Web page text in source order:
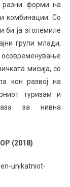
разни форми на
комбинации. Со
би ја зголемиле
групи млади,
осовременување
мисија, со
кон развој на
туризам и
за нивна
(2018)
unikatniot-